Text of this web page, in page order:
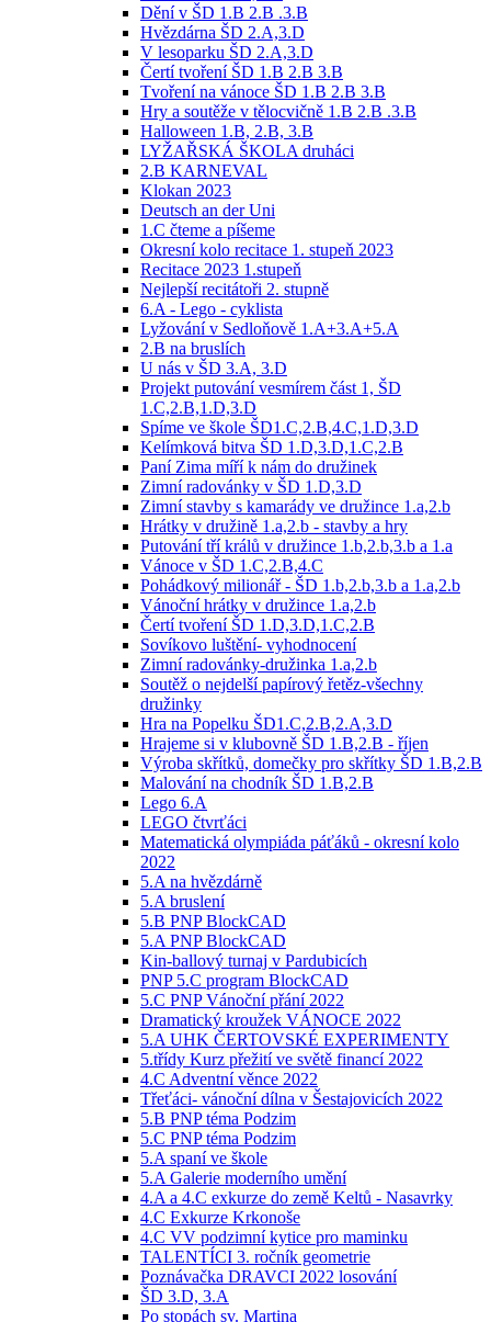
Dění v ŠD 1.B 2.B .3.B
Hvězdárna ŠD 2.A,3.D
V lesoparku ŠD 2.A,3.D
Čertí tvoření ŠD 1.B 2.B 3.B
Tvoření na vánoce ŠD 1.B 2.B 3.B
Hry a soutěže v tělocvičně 1.B 2.B .3.B
Halloween 1.B, 2.B, 3.B
LYŽAŘSKÁ ŠKOLA druháci
2.B KARNEVAL
Klokan 2023
Deutsch an der Uni
1.C čteme a píšeme
Okresní kolo recitace 1. stupeň 2023
Recitace 2023 1.stupeň
Nejlepší recitátoři 2. stupně
6.A - Lego - cyklista
Lyžování v Sedloňově 1.A+3.A+5.A
2.B na bruslích
U nás v ŠD 3.A, 3.D
Projekt putování vesmírem část 1, ŠD
1.C,2.B,1.D,3.D
Spíme ve škole ŠD1.C,2.B,4.C,1.D,3.D
Kelímková bitva ŠD 1.D,3.D,1.C,2.B
Paní Zima míří k nám do družinek
Zimní radovánky v ŠD 1.D,3.D
Zimní stavby s kamarády ve družince 1.a,2.b
Hrátky v družině 1.a,2.b - stavby a hry
Putování tří králů v družince 1.b,2.b,3.b a 1.a
Vánoce v ŠD 1.C,2.B,4.C
Pohádkový milionář - ŠD 1.b,2.b,3.b a 1.a,2.b
Vánoční hrátky v družince 1.a,2.b
Čertí tvoření ŠD 1.D,3.D,1.C,2.B
Sovíkovo luštění- vyhodnocení
Zimní radovánky-družinka 1.a,2.b
Soutěž o nejdelší papírový řetěz-všechny
družinky
Hra na Popelku ŠD1.C,2.B,2.A,3.D
Hrajeme si v klubovně ŠD 1.B,2.B - říjen
Výroba skřítků, domečky pro skřítky ŠD 1.B,2.B
Malování na chodník ŠD 1.B,2.B
Lego 6.A
LEGO čtvrťáci
Matematická olympiáda páťáků - okresní kolo
2022
5.A na hvězdárně
5.A bruslení
5.B PNP BlockCAD
5.A PNP BlockCAD
Kin-ballový turnaj v Pardubicích
PNP 5.C program BlockCAD
5.C PNP Vánoční přání 2022
Dramatický kroužek VÁNOCE 2022
5.A UHK ČERTOVSKÉ EXPERIMENTY
5.třídy Kurz přežití ve světě financí 2022
4.C Adventní věnce 2022
Třeťáci- vánoční dílna v Šestajovicích 2022
5.B PNP téma Podzim
5.C PNP téma Podzim
5.A spaní ve škole
5.A Galerie moderního umění
4.A a 4.C exkurze do země Keltů - Nasavrky
4.C Exkurze Krkonoše
4.C VV podzimní kytice pro maminku
TALENTÍCI 3. ročník geometrie
Poznávačka DRAVCI 2022 losování
ŠD 3.D, 3.A
Po stopách sv. Martina